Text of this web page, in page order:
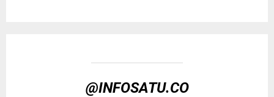
@INFOSATU.CO